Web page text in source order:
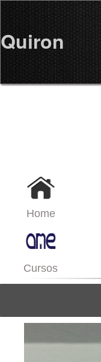
Quiron
Home
Cursos